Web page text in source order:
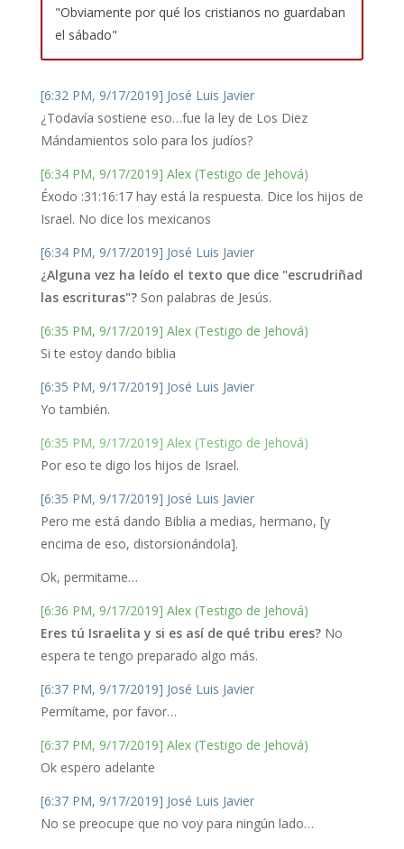
"Obviamente por qué los cristianos no guardaban
el sábado"
[6:32 PM, 9/17/2019] José Luis Javier
¿Todavía sostiene eso…fue la ley de Los Diez
Mándamientos solo para los judíos?
[6:34 PM, 9/17/2019] Alex (Testigo de Jehová)
Éxodo :31:16:17 hay está la respuesta. Dice los hijos de
Israel. No dice los mexicanos
[6:34 PM, 9/17/2019] José Luis Javier
¿Alguna vez ha leído el texto que dice "escrudriñad
las escrituras"? Son palabras de Jesús.
[6:35 PM, 9/17/2019] Alex (Testigo de Jehová)
Si te estoy dando biblia
[6:35 PM, 9/17/2019] José Luis Javier
Yo también.
[6:35 PM, 9/17/2019] Alex (Testigo de Jehová)
Por eso te digo los hijos de Israel.
[6:35 PM, 9/17/2019] José Luis Javier
Pero me está dando Biblia a medias, hermano, [y
encima de eso, distorsionándola].
Ok, permitame…
[6:36 PM, 9/17/2019] Alex (Testigo de Jehová)
Eres tú Israelita y si es así de qué tribu eres? No
espera te tengo preparado algo más.
[6:37 PM, 9/17/2019] José Luis Javier
Permítame, por favor…
[6:37 PM, 9/17/2019] Alex (Testigo de Jehová)
Ok espero adelante
[6:37 PM, 9/17/2019] José Luis Javier
No se preocupe que no voy para ningún lado…